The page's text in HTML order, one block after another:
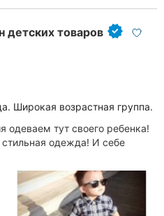
детских товаров
Широкая возрастная группа.
одеваем тут своего ребенка!
стильная одежда! И себе